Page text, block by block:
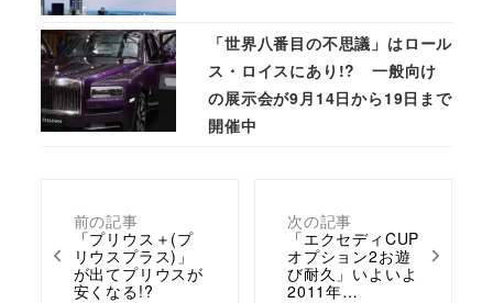
前の記事
「プリウス＋(プ
リウスプラス)」
が出てプリウスが
安くなる!?
次の記事
「エクセディCUP
オプション2お遊
び耐久」いよいよ
2011年…
「世界八番目の不思議」はロール
ス・ロイスにあり!? 一般向け
の展示会が9月14日から19日まで
開催中